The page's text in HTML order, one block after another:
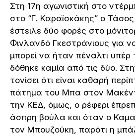
Στη 17η αγωνιστική στο
στο “Γ. Καραϊσκάκης” ο
έστειλε δύο φορές στο
Φινλανδό Γκεστράνιους για
μπορεί να ήταν πέναλτι
δόθηκε καμία από τις δύο.
τονίσει ότι είναι καθαρή
πάτημα του Μπα στον
την ΚΕΔ, όμως, ο ρέφερι
άσπρη βούλα και όταν ο
τον Μπουζούκη, παρότι η